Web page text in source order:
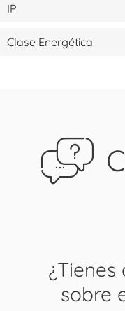
IP
Clase Energética
sobre